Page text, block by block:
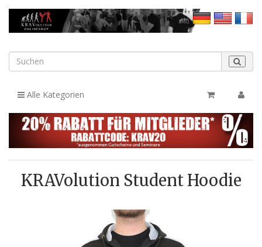
Alle Kategorien
KRAVolution Student Hoodie